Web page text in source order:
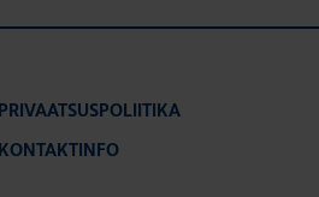
PRIVAATSUSPOLIITIKA
KONTAKTINFO